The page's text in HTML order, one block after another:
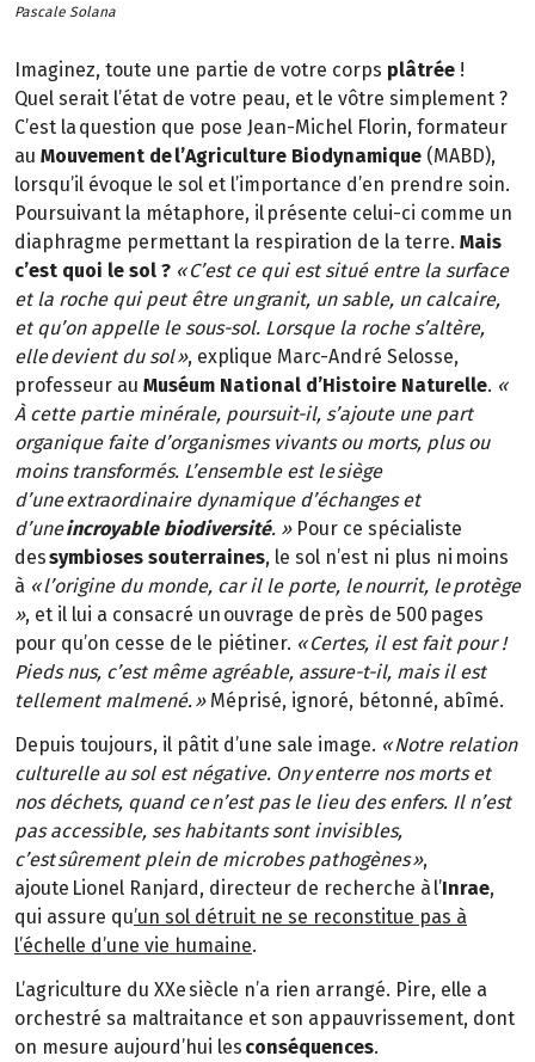
Pascale Solana
Imaginez, toute une partie de votre corps plâtrée !
Quel serait l’état de votre peau, et le vôtre simplement ?
C’est la question que pose Jean-Michel Florin, formateur
au Mouvement de l’Agriculture Biodynamique (MABD),
lorsqu’il évoque le sol et l’importance d’en prendre soin.
Poursuivant la métaphore, il présente celui-ci comme un
diaphragme permettant la respiration de la terre. Mais
c’est quoi le sol ? « C’est ce qui est situé entre la surface
et la roche qui peut être un granit, un sable, un calcaire,
et qu’on appelle le sous-sol. Lorsque la roche s’altère,
elle devient du sol », explique Marc-André Selosse,
professeur au Muséum National d’Histoire Naturelle. «
À cette partie minérale, poursuit-il, s’ajoute une part
organique faite d’organismes vivants ou morts, plus ou
moins transformés. L’ensemble est le siège
d’une extraordinaire dynamique d’échanges et
d’uneincroyable biodiversité. »Pour ce spécialiste
dessymbioses souterraines, le sol n’est ni plus ni moins
à « l’origine du monde, car il le porte, le nourrit, le protège
», et il lui a consacré un ouvrage de près de 500 pages
pour qu’on cesse de le piétiner. « Certes, il est fait pour !
Pieds nus, c’est même agréable, assure-t-il, mais il est
tellement malmené. »Méprisé, ignoré, bétonné, abîmé.
Depuis toujours, il pâtit d’une sale image. « Notre relation
culturelle au sol est négative. On y enterre nos morts et
nos déchets, quand ce n’est pas le lieu des enfers. Il n’est
pas accessible, ses habitants sont invisibles,
c’est sûrement plein de microbes pathogènes »,
ajoute Lionel Ranjard, directeur de recherche à l’Inrae,
qui assure qu’un sol détruit ne se reconstitue pas à
l’échelle d’une vie humaine.
L’agriculture du XXe siècle n’a rien arrangé. Pire, elle a
orchestré sa maltraitance et son appauvrissement, dont
on mesure aujourd’hui les conséquences.